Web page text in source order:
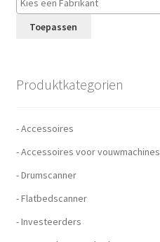
Toepassen
Produktkategorien
- Accessoires
- Accessoires voor vouwmachines
- Drumscanner
- Flatbedscanner
- Investeerders